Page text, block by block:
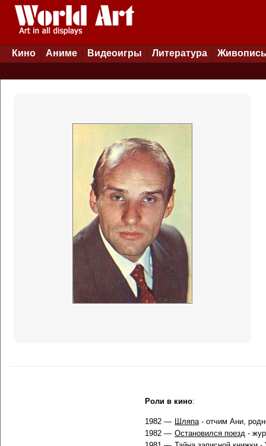
Кино Аниме Видеоигры Литература Живопись
Роли в кино:
1982 — Шляпа- отчим Ани,
1982 — Остановился поезд -